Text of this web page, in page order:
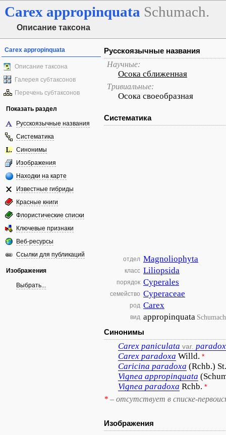
Carex appropinquata Schumach.
Описание таксона
Carex appropinquata
Описание таксона
Галерея субтаксонов
Перечень субтаксонов
Показать раздел
Русскоязычные названия
Систематика
Синонимы
Изображения
Находки на карте
Известные гибриды
Красные книги
Флористические списки
Ключевые признаки
Веб-ресурсы
Ссылки для публикаций
Изображения
Выбрать...
Русскоязычные названия
Научные:
Осока сближенная
Тривиальные:
Осока своеобразная
Систематика
отдел Magnoliophyta
класс Liliopsida
порядок Cyperales
семейство Cyperaceae
род Carex
вид appropinquata
Синонимы
Carex paniculata var.
Carex paradoxa Willd. *
Caricina paradoxa (Rchb.)
Vignea appropinquata
Vignea paradoxa Rchb. *
* – отсутствует в списке-
Изображения